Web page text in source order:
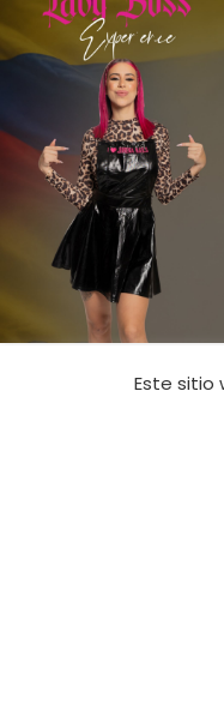
Este sitio